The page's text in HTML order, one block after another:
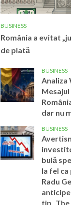
BUSINESS
România a evitat
de plată
BUSINESS
Analiza
dar nu
BUSINESS
bulă
la fel ca
Radu
tip